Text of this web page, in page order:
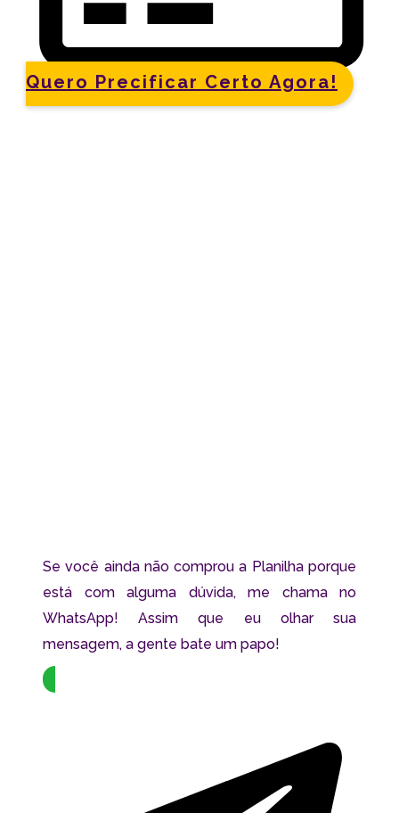
Quero Precificar Certo Agora!
Se você ainda não comprou a Planilha porque
está com alguma dúvida, me chama no
WhatsApp! Assim que eu olhar sua
mensagem, a gente bate um papo!